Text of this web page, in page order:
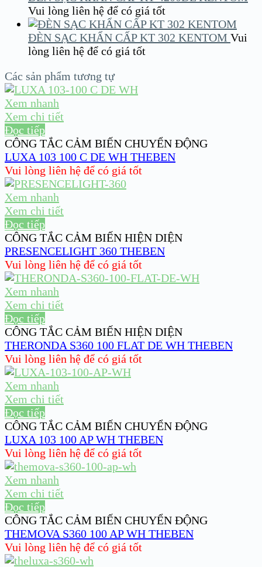
Vui lòng liên hệ để có giá tốt
ĐÈN SẠC KHẨN CẤP KT 302 KENTOM Vui
lòng liên hệ để có giá tốt
Các sản phẩm tương tự
Xem nhanh
Xem chi tiết
Đọc tiếp
CÔNG TẮC CẢM BIẾN CHUYỂN ĐỘNG
LUXA 103 100 C DE WH THEBEN
Vui lòng liên hệ để có giá tốt
Xem nhanh
Xem chi tiết
Đọc tiếp
CÔNG TẮC CẢM BIẾN HIỆN DIỆN
PRESENCELIGHT 360 THEBEN
Vui lòng liên hệ để có giá tốt
Xem nhanh
Xem chi tiết
Đọc tiếp
CÔNG TẮC CẢM BIẾN HIỆN DIỆN
THERONDA S360 100 FLAT DE WH THEBEN
Vui lòng liên hệ để có giá tốt
Xem nhanh
Xem chi tiết
Đọc tiếp
CÔNG TẮC CẢM BIẾN CHUYỂN ĐỘNG
LUXA 103 100 AP WH THEBEN
Vui lòng liên hệ để có giá tốt
Xem nhanh
Xem chi tiết
Đọc tiếp
CÔNG TẮC CẢM BIẾN CHUYỂN ĐỘNG
THEMOVA S360 100 AP WH THEBEN
Vui lòng liên hệ để có giá tốt